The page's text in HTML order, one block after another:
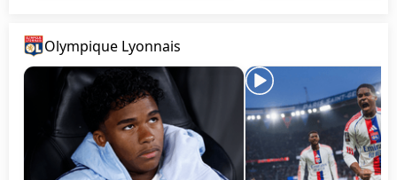
Olympique Lyonnais